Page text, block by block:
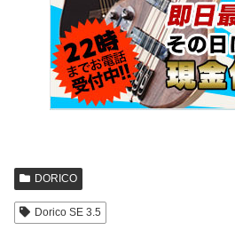
DORICO
Dorico SE 3.5